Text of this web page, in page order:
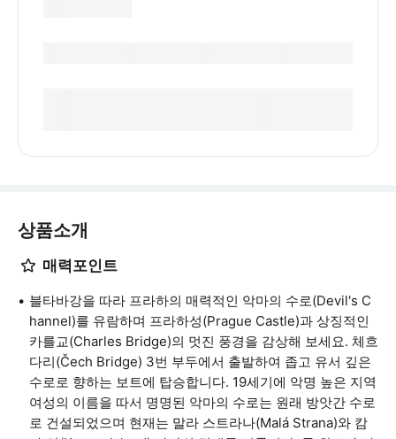
상품소개
매력포인트
블타바강을 따라 프라하의 매력적인 악마의 수로(Devil's C
hannel)를 유람하며 프라하성(Prague Castle)과 상징적인
카를교(Charles Bridge)의 멋진 풍경을 감상해 보세요. 체흐
다리(Čech Bridge) 3번 부두에서 출발하여 좁고 유서 깊은
수로로 향하는 보트에 탑승합니다. 19세기에 악명 높은 지역
여성의 이름을 따서 명명된 악마의 수로는 원래 방앗간 수로
로 건설되었으며 현재는 말라 스트라나(Malá Strana)와 캄